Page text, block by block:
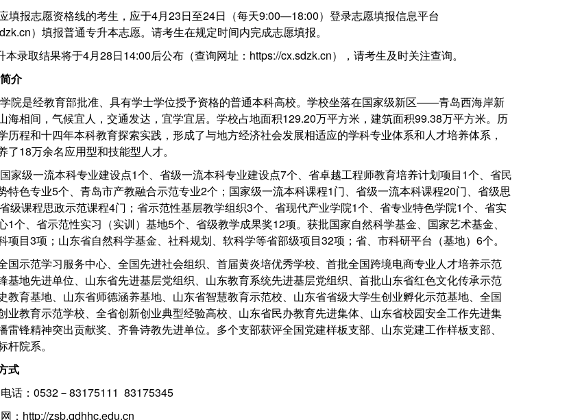
填报志愿资格线的考生，应于4月23日至24日（每天9:00—18:00）登录志愿填报信息平台
）填报普通专升本志愿。请考生在规定时间内完成志愿填报。
本录取结果将于4月28日14:00后公布（查询网址：https://cx.sdzk.cn），请考生及时关注查询。
介
院是经教育部批准、具有学士学位授予资格的普通本科高校。学校坐落在国家级新区——青岛西海岸新
海相间，气候宜人，交通发达，宜学宜居。学校占地面积129.20万平方米，建筑面积99.38万平方米。 历
历程和十四年本科教育探索实践，形成了与地方经济社会发展相适应的学科专业体系和人才培养体系，
了18万余名应用型和技能型人才。
家级一流本科专业建设点1个、省级一流本科专业建设点7个、省卓越工程师教育培养计划项目1个、省民
特色专业5个、青岛市产教融合示范专业2个；国家级一流本科课程1门、省级一流本科课程20门、省级思
级课程思政示范课程4门；省示范性基层教学组织3个、省现代产业学院1个、省专业特色学院1个、省实
1个、省示范性实习（实训）基地5个、省级教学成果奖12项。获批国家自然科学基金、国家艺术基金、
项目3项；山东省自然科学基金、社科规划、软科学等省部级项目32项；省、市科研平台（基地）6个。
国示范学习服务中心、全国先进社会组织、首届黄炎培优秀学校、首批全国跨境电商专业人才培养示范
基地先进单位、山东省先进基层党组织、山东教育系统先进基层党组织、首批山东省红色文化传承示范
教育基地、山东省师德涵养基地、山东省智慧教育示范校、山东省省级大学生创业孵化示范基地、全国
业教育示范学校、全省创新创业典型经验高校、山东省民办教育先进集体、山东省校园安全工作先进集
雷锋精神突出贡献奖、 齐鲁诗教先进单位。多个支部获评全国党建样板支部、山东党建工作样板支部、
杆院系。
式
话： 0532－83175111 83175345
： http://zsb.qdhhc.edu.cn